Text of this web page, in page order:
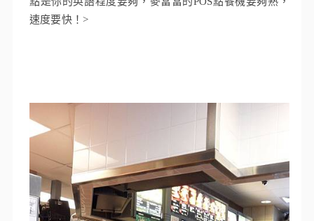
速度要快！>